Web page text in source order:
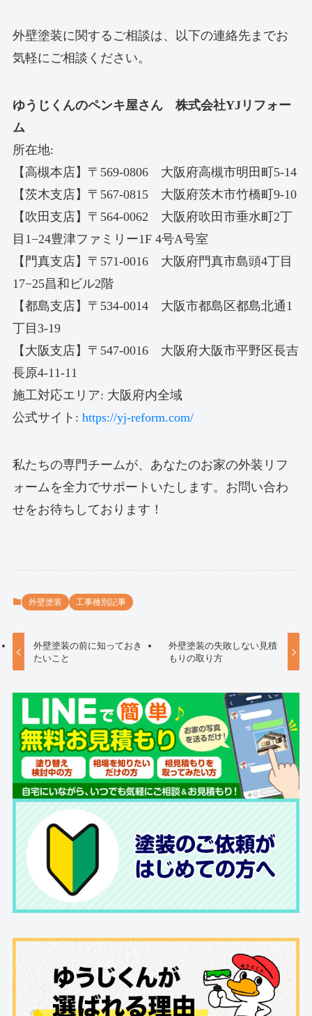
外壁塗装に関するご相談は、以下の連絡先までお
気軽にご相談ください。
ゆうじくんのペンキ屋さん 株式会社YJリフォー
ム
所在地:
【高槻本店】〒569-0806 大阪府高槻市明田町5-14
【茨木支店】〒567-0815 大阪府茨木市竹橋町9-10
【吹田支店】〒564-0062 大阪府吹田市垂水町2丁
目1−24豊津ファミリー1F 4号A号室
【門真支店】〒571-0016 大阪府門真市島頭4丁目
17−25昌和ビル2階
【都島支店】〒534-0014 大阪市都島区都島北通1
丁目3-19
【大阪支店】〒547-0016 大阪府大阪市平野区長吉
長原4-11-11
施工対応エリア: 大阪府内全域
公式サイト: https://yj-reform.com/
私たちの専門チームが、あなたのお家の外装リフ
ォームを全力でサポートいたします。お問い合わ
せをお待ちしております！
外壁塗装 工事種別記事
外壁塗装の前に知っておき
たいこと
外壁塗装の失敗しない見積
もりの取り方